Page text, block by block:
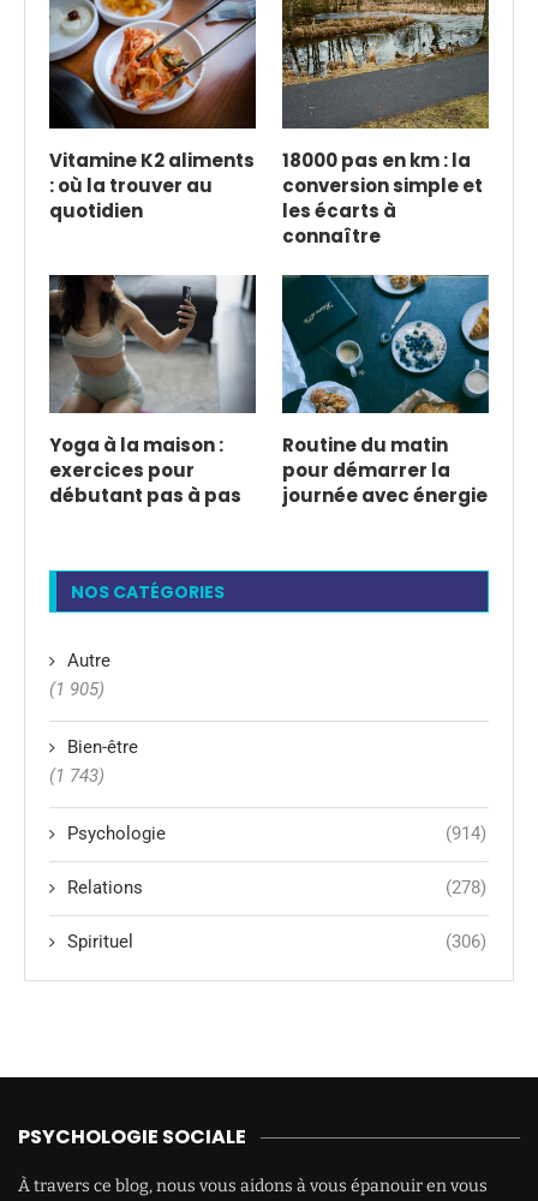
Vitamine K2 aliments
: où la trouver au
quotidien
18000 pas en km : la
conversion simple et
les écarts à
connaître
Yoga à la maison :
exercices pour
débutant pas à pas
Routine du matin
pour démarrer la
journée avec énergie
NOS CATÉGORIES
Autre
(1 905)
Bien-être
(1 743)
Psychologie (914)
Relations (278)
Spirituel (306)
PSYCHOLOGIE SOCIALE
À travers ce blog, nous vous aidons à vous épanouir en vous